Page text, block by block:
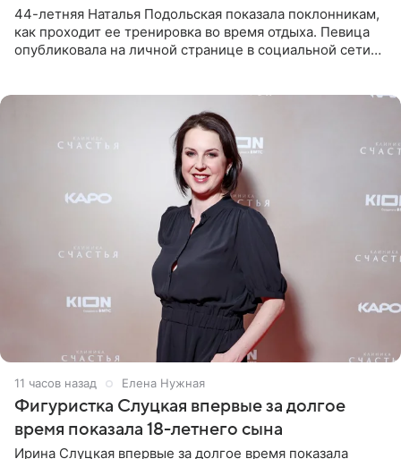
44-летняя Наталья Подольская показала поклонникам,
как проходит ее тренировка во время отдыха. Певица
опубликовала на личной странице в социальной сети
11 часов назад Елена Нужная
Фигуристка Слуцкая впервые за долгое
время показала 18-летнего сына
Ирина Слуцкая впервые за долгое время показала